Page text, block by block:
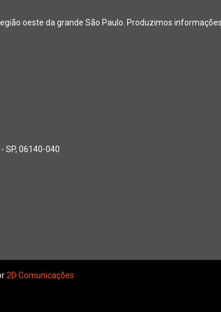
oeste da grande São Paulo. Produzimos
SP, 06140-040
2D Comunicações